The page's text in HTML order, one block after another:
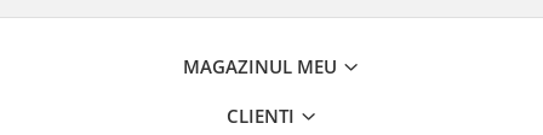
MAGAZINUL MEU
CLIENTI